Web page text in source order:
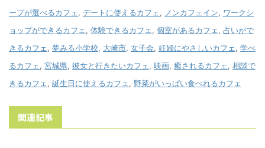
ープが選べるカフェ, デートに使えるカフェ, ノンカフェイン, ワークシ
ョップができるカフェ, 体験できるカフェ, 個室があるカフェ, 占いがで
きるカフェ, 夢みる小学校, 大崎市, 女子会, 妊婦にやさしいカフェ, 学べ
るカフェ, 宮城県, 彼女と行きたいカフェ, 映画, 癒されるカフェ, 相談で
きるカフェ, 誕生日に使えるカフェ, 野菜がいっぱい食べれるカフェ
関連記事